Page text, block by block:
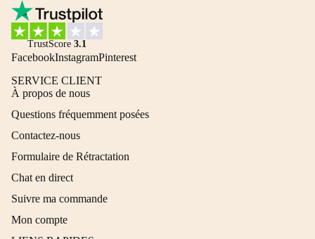
TrustScore 3.1
FacebookInstagramPinterest
SERVICE CLIENT
À propos de nous
Questions fréquemment posées
Contactez-nous
Formulaire de Rétractation
Chat en direct
Suivre ma commande
Mon compte